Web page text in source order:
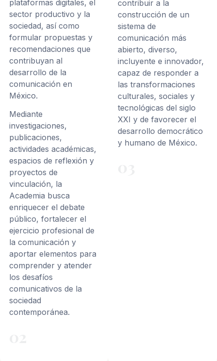
plataformas digitales, el
sector productivo y la
sociedad, así como
formular propuestas y
recomendaciones que
contribuyan al
desarrollo de la
comunicación en
México.
Mediante
investigaciones,
publicaciones,
actividades académicas,
espacios de reflexión y
proyectos de
vinculación, la
Academia busca
enriquecer el debate
público, fortalecer el
ejercicio profesional de
la comunicación y
aportar elementos para
comprender y atender
los desafíos
comunicativos de la
sociedad
contemporánea.
contribuir a la
construcción de un
sistema de
comunicación más
abierto, diverso,
incluyente e innovador,
capaz de responder a
las transformaciones
culturales, sociales y
tecnológicas del siglo
XXI y de favorecer el
desarrollo democrático
y humano de México.